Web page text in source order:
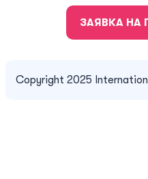
ЗАЯВКА НА
Copyright 2025